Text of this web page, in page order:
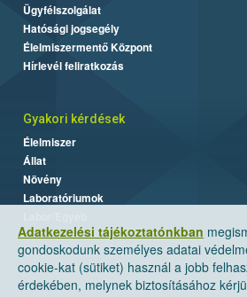
Adatkezelési tájékoztatónkban
gondoskodunk személyes adatai
cookie-kat (sütiket) használ a jobb
érdekében, melynek biztosításához
Ügyfélszolgálat
Hatósági jogsegély
Élelmiszermentő Központ
Hírlevél feliratkozás
Gyakori kérdések
Élelmiszer
Állat
Növény
Laboratóriumok